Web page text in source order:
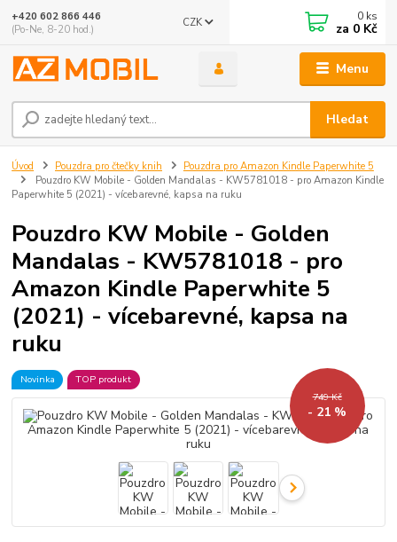
Menu
CZK
Hledat
+420 602 866 446
(Po-Ne, 8-20 hod.)
0 ks
za 0 Kč
Úvod Pouzdra pro čtečky knih
Pouzdra pro Amazon Kindle Paperwhite 5
Pouzdro KW Mobile - Golden Mandalas - KW5781018 - pro Amazon Kindle
Paperwhite 5 (2021) - vícebarevné, kapsa na ruku
Pouzdro KW Mobile - Golden
Mandalas - KW5781018 - pro
Amazon Kindle Paperwhite 5
(2021) - vícebarevné, kapsa na
ruku
Novinka
TOP produkt
749 Kč
- 21 %